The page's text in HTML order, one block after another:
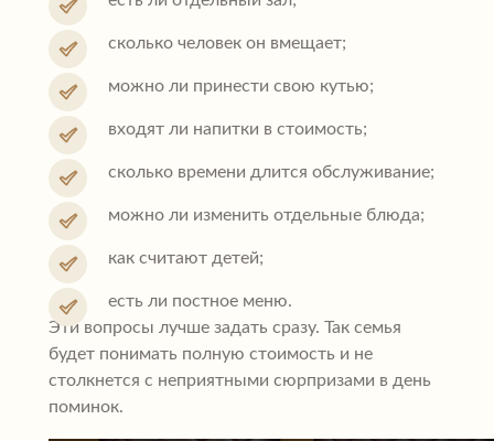
сколько человек он вмещает;
можно ли принести свою кутью;
входят ли напитки в стоимость;
сколько времени длится обслуживание;
можно ли изменить отдельные блюда;
как считают детей;
есть ли постное меню.
Эти вопросы лучше задать сразу. Так семья
будет понимать полную стоимость и не
столкнется с неприятными сюрпризами в день
поминок.